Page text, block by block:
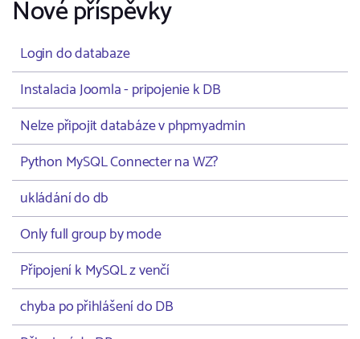
Nové příspěvky
Login do databaze
Instalacia Joomla - pripojenie k DB
Nelze připojit databáze v phpmyadmin
Python MySQL Connecter na WZ?
ukládání do db
Only full group by mode
Připojení k MySQL z venčí
chyba po přihlášení do DB